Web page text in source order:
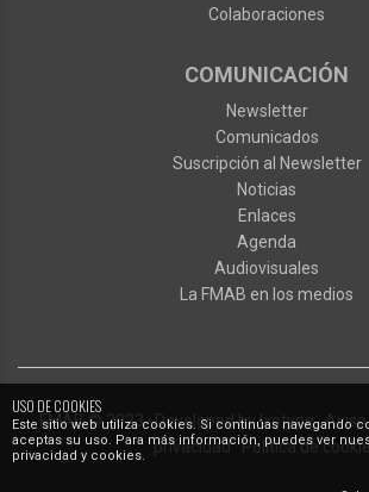
USO DE COOKIES
Este sitio web utiliza cookies. Si continúas navegando
aceptas su uso. Para más información, puedes ver
privacidad y cookies.
Colaboraciones
COMUNICACIÓN
Newsletter
Comunicados
Suscripción al Newsletter
Noticias
Enlaces
Agenda
Audiovisuales
La FMAB en los medios
FMAB© 2023·Developed byIxotype·
privacidad·Política de